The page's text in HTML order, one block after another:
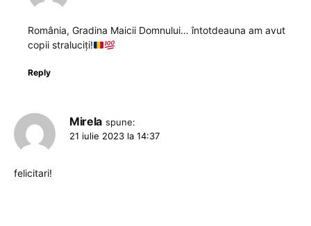
România, Gradina Maicii Domnului… întotdeauna am avut
copii straluciți!
Reply
Mirela spune:
21 iulie 2023 la 14:37
felicitari!